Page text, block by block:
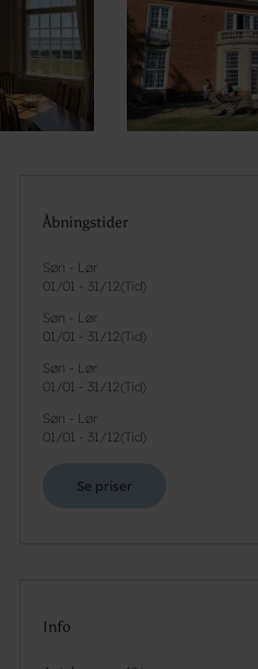
Åbningstider
Søn - Lør
01/01 - 31/12( Tid)
Søn - Lør
01/01 - 31/12( Tid)
Søn - Lør
01/01 - 31/12( Tid)
Søn - Lør
01/01 - 31/12( Tid)
Se priser
Info